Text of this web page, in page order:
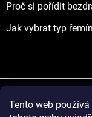
Tento web
Proč si pořídit
Jak vybrat typ